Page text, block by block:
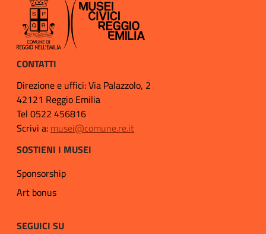
CONTATTI
Direzione e uffici: Via Palazzolo, 2
42121 Reggio Emilia
Tel 0522 456816
Scrivi a: musei@comune.re.it
SOSTIENI I MUSEI
Sponsorship
Art bonus
SEGUICI SU